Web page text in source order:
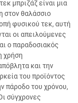
μπριζάζ είναι μια
στον θαλάσσιο
φυσικού τεκ, αυτή
οι απειλούμενες
ο παραδοσιακός
χρήση
και την
του προϊόντος
πάροδο του χρόνου,
σύγχρονες